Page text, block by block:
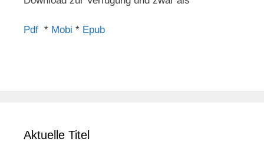
Pdf * Mobi * Epub
Aktuelle Titel